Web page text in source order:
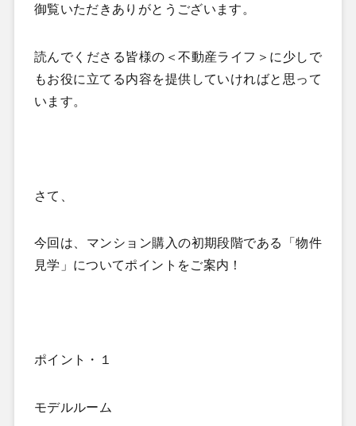
御覧いただきありがとうございます。
読んでくださる皆様の＜不動産ライフ＞に少しで
もお役に立てる内容を提供していければと思って
います。
さて、
今回は、マンション購入の初期段階である「物件
見学」についてポイントをご案内！
ポイント・１
モデルルーム